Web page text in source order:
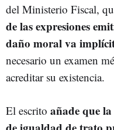
del Ministerio Fiscal,
de las expresiones
daño moral va
necesario un examen
acreditar su existencia.
El escrito añade que